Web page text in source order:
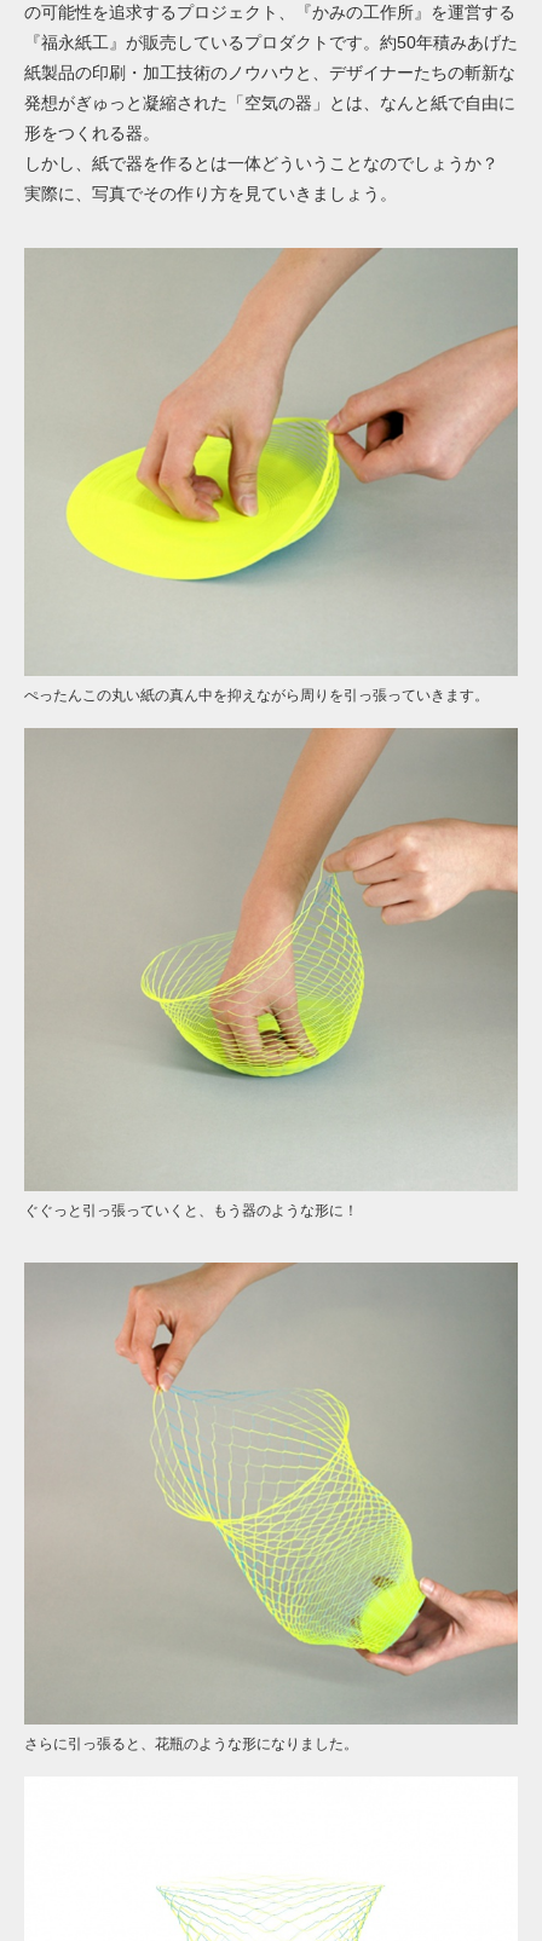
の可能性を追求するプロジェクト、『かみの工作所』を運営する
『福永紙工』が販売しているプロダクトです。約50年積みあげた
紙製品の印刷・加工技術のノウハウと
、デザイナーたちの斬新な
発想がぎゅっと凝縮された「空気の器」とは、なんと紙で自由に
形をつくれる器。
しかし、紙で器を作るとは一体どういうことなのでしょうか？
実際に、写真でその作り方を見ていきましょう。
ぺったんこの丸い紙の真ん中を抑えながら周りを引っ張っていきます。
ぐぐっと引っ張っていくと、もう器のような形に！
さらに引っ張ると、花瓶のような形になりました。